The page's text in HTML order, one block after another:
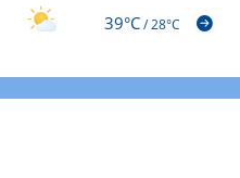
39°C/28°C